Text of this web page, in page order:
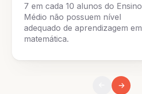
7 em cada 10 alunos do Ensino
Médio não possuem nível
adequado de aprendizagem em
matemática.